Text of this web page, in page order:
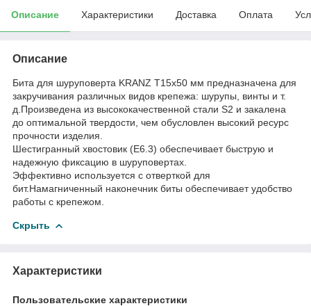
Описание Характеристики Доставка Оплата
Описание
Бита для шуруповерта KRANZ T15х50 мм предназначена для
закручивания различных видов крепежа: шурупы, винты и т.
д.Произведена из высококачественной стали S2 и закалена
до оптимальной твердости, чем обусловлен высокий ресурс
прочности изделия.
Шестигранный хвостовик (Е6.3) обеспечивает быструю и
надежную фиксацию в шуруповертах.
Эффективно используется с отверткой для
бит.Намагниченный наконечник биты обеспечивает удобство
работы с крепежом.
Скрыть
Характеристики
Пользовательские характеристики